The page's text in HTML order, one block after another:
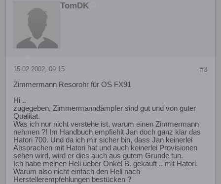
TomDK
#3
15.02.2002, 09:15
Zimmermann Resorohr für OS FX91
Hi ..
zugegeben, Zimmermanndämpfer sind gut und von guter
Qualität.
Was ich nur nicht verstehe ist, warum einen Zimmermann
nehmen ?! Im Handbuch empfiehlt Jan doch ganz klar das
Hatori 700. Und da ich mir sicher bin, dass Jan keinerlei
Absprachen mit Hatori hat und auch keinerlei Provisionen
sehen wird, wird er dies auch aus gutem Grunde tun.
Ich habe meinen Heli ueber Onkel B. gekauft .. mit Hatori.
Warum also nicht einfach den Heli nach
Herstellerempfehlungen bestücken ?